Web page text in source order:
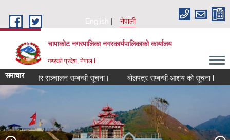
English
नेपाली
चापाकोट नगरपालिका नगरकार्यपालिकाको कार्यालय
गण्डकी प्रदेश, नेपाल I
समाचारशिविर सञ्चालन सम्बन्धी सूचना। बोलपत्र सम्बन्धी आशय को सूचना l